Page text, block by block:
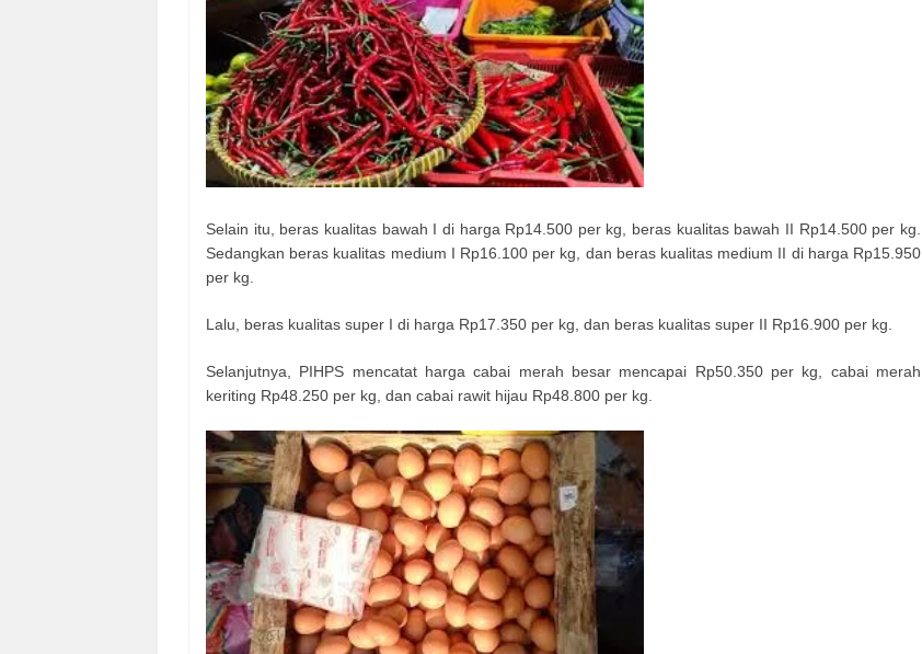
Selain itu, beras kualitas bawah I di harga Rp14.500 per kg, beras kualitas bawah II Rp14.500 per kg.
Sedangkan beras kualitas medium I Rp16.100 per kg, dan beras kualitas medium II di harga Rp15.950
per kg.
Lalu, beras kualitas super I di harga Rp17.350 per kg, dan beras kualitas super II Rp16.900 per kg.
Selanjutnya, PIHPS mencatat harga cabai merah besar mencapai Rp50.350 per kg, cabai merah
keriting Rp48.250 per kg, dan cabai rawit hijau Rp48.800 per kg.